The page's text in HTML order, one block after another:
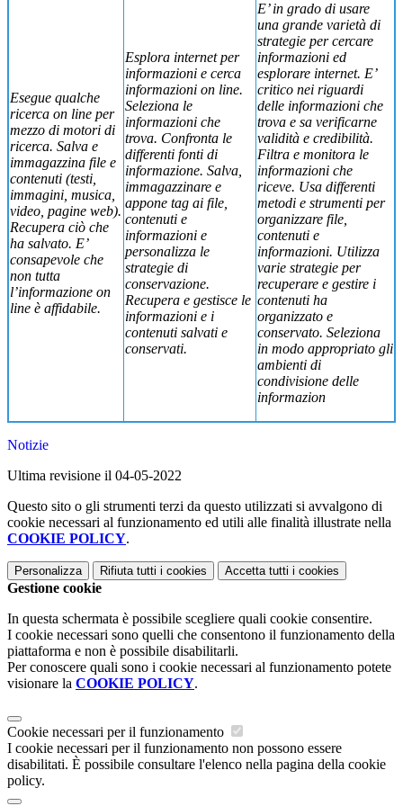
Esegue qualche
ricerca on line per
mezzo di motori di
ricerca. Salva e
immagazzina file e
contenuti (testi,
immagini, musica,
video, pagine web).
Recupera ciò che
ha salvato. E’
consapevole che
non tutta
l’informazione on
line è affidabile.
Esplora internet per
informazioni e cerca
informazioni on line.
Seleziona le
informazioni che
trova. Confronta le
differenti fonti di
informazione. Salva,
immagazzinare e
appone tag ai file,
contenuti e
informazioni e
personalizza le
strategie di
conservazione.
Recupera e gestisce le
informazioni e i
contenuti salvati e
conservati.
E’ in grado di usare
una grande varietà di
strategie per cercare
informazioni ed
esplorare internet. E’
critico nei riguardi
delle informazioni che
trova e sa verificarne
validità e credibilità.
Filtra e monitora le
informazioni che
riceve. Usa differenti
metodi e strumenti per
organizzare file,
contenuti e
informazioni. Utilizza
varie strategie per
recuperare e gestire i
contenuti ha
organizzato e
conservato. Seleziona
in modo appropriato gli
ambienti di
condivisione delle
informazion
Notizie
Ultima revisione il 04-05-2022
Questo sito o gli strumenti terzi da questo utilizzati si avvalgono di
cookie necessari al funzionamento ed utili alle finalità illustrate nella
COOKIE POLICY.
Personalizza Rifiuta tutti i cookies Accetta tutti i cookies
Gestione cookie
In questa schermata è possibile scegliere quali cookie consentire.
I cookie necessari sono quelli che consentono il funzionamento della
piattaforma e non è possibile disabilitarli.
Per conoscere quali sono i cookie necessari al funzionamento potete
visionare la COOKIE POLICY.
Cookie necessari per il funzionamento
I cookie necessari per il funzionamento non possono essere
disabilitati. È possibile consultare l'elenco nella pagina della cookie
policy.